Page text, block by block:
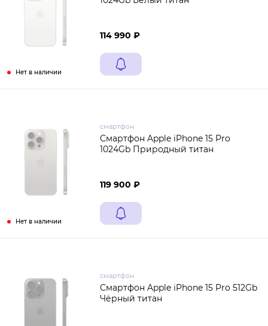
Нет в наличии
114 990 ₽
Нет в наличии
смартфон
Смартфон Apple iPhone 15 Pro
1024Gb Природный титан
119 900 ₽
смартфон
Смартфон Apple iPhone 15 Pro 512Gb
Чёрный титан